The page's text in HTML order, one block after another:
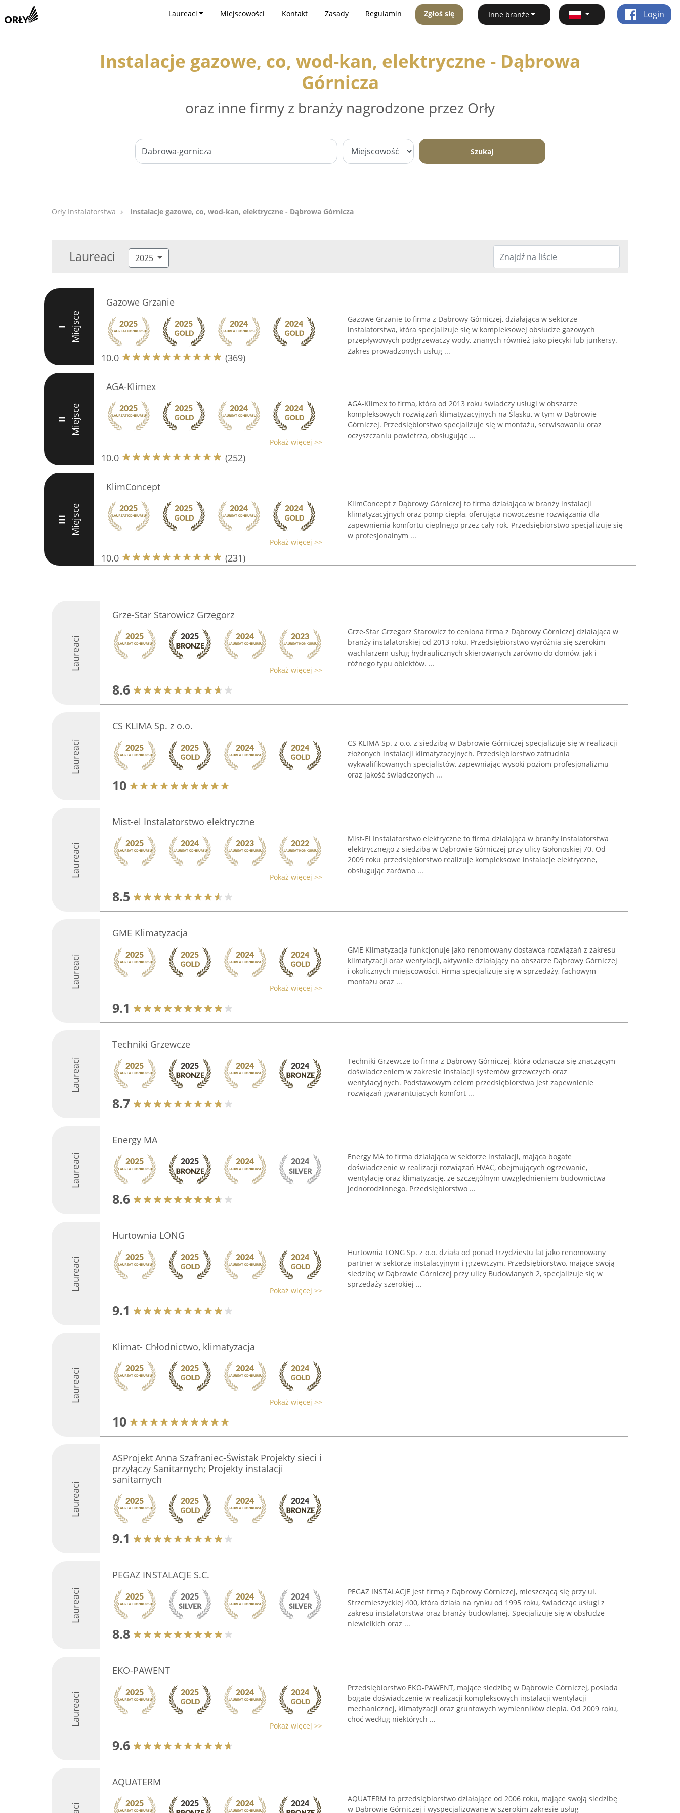
Laureaci Miejscowości Kontakt Zasady Regulamin Zgłoś się Inne branże Login
Instalacje gazowe, co, wod-kan, elektryczne - Dąbrowa
Górnicza
oraz inne firmy z branży nagrodzone przez Orły
Szukaj
Orły Instalatorstwa Instalacje gazowe, co, wod-kan, elektryczne - Dąbrowa Górnicza
Laureaci 2025
I Miejsce
Gazowe Grzanie
10.0 (369)
Gazowe Grzanie to firma z Dąbrowy Górniczej, działająca w sektorze
instalatorstwa, która specjalizuje się w kompleksowej obsłudze gazowych
przepływowych podgrzewaczy wody, znanych również jako piecyki lub junkersy.
Zakres prowadzonych usług ...
II Miejsce
AGA-Klimex
Pokaż więcej >>
10.0 (252)
AGA-Klimex to firma, która od 2013 roku świadczy usługi w obszarze
kompleksowych rozwiązań klimatyzacyjnych na Śląsku, w tym w Dąbrowie
Górniczej. Przedsiębiorstwo specjalizuje się w montażu, serwisowaniu oraz
oczyszczaniu powietrza, obsługując ...
III Miejsce
KlimConcept
Pokaż więcej >>
10.0 (231)
KlimConcept z Dąbrowy Górniczej to firma działająca w branży instalacji
klimatyzacyjnych oraz pomp ciepła, oferująca nowoczesne rozwiązania dla
zapewnienia komfortu cieplnego przez cały rok. Przedsiębiorstwo specjalizuje się
w profesjonalnym ...
Laureaci
Grze-Star Starowicz Grzegorz
Pokaż więcej >>
8.6
Grze-Star Grzegorz Starowicz to ceniona firma z Dąbrowy Górniczej działająca w
branży instalatorskiej od 2013 roku. Przedsiębiorstwo wyróżnia się szerokim
wachlarzem usług hydraulicznych skierowanych zarówno do domów, jak i
różnego typu obiektów. ...
Laureaci
CS KLIMA Sp. z o.o.
10
CS KLIMA Sp. z o.o. z siedzibą w Dąbrowie Górniczej specjalizuje się w realizacji
złożonych instalacji klimatyzacyjnych. Przedsiębiorstwo zatrudnia
wykwalifikowanych specjalistów, zapewniając wysoki poziom profesjonalizmu
oraz jakość świadczonych ...
Laureaci
Mist-el Instalatorstwo elektryczne
Pokaż więcej >>
8.5
Mist-El Instalatorstwo elektryczne to firma działająca w branży instalatorstwa
elektrycznego z siedzibą w Dąbrowie Górniczej przy ulicy Gołonoskiej 70. Od
2009 roku przedsiębiorstwo realizuje kompleksowe instalacje elektryczne,
obsługując zarówno ...
Laureaci
GME Klimatyzacja
Pokaż więcej >>
9.1
GME Klimatyzacja funkcjonuje jako renomowany dostawca rozwiązań z zakresu
klimatyzacji oraz wentylacji, aktywnie działający na obszarze Dąbrowy Górniczej
i okolicznych miejscowości. Firma specjalizuje się w sprzedaży, fachowym
montażu oraz ...
Laureaci
Techniki Grzewcze
8.7
Techniki Grzewcze to firma z Dąbrowy Górniczej, która odznacza się znaczącym
doświadczeniem w zakresie instalacji systemów grzewczych oraz
wentylacyjnych. Podstawowym celem przedsiębiorstwa jest zapewnienie
rozwiązań gwarantujących komfort ...
Laureaci
Energy MA
8.6
Energy MA to firma działająca w sektorze instalacji, mająca bogate
doświadczenie w realizacji rozwiązań HVAC, obejmujących ogrzewanie,
wentylację oraz klimatyzację, ze szczególnym uwzględnieniem budownictwa
jednorodzinnego. Przedsiębiorstwo ...
Laureaci
Hurtownia LONG
Pokaż więcej >>
9.1
Hurtownia LONG Sp. z o.o. działa od ponad trzydziestu lat jako renomowany
partner w sektorze instalacyjnym i grzewczym. Przedsiębiorstwo, mające swoją
siedzibę w Dąbrowie Górniczej przy ulicy Budowlanych 2, specjalizuje się w
sprzedaży szerokiej ...
Laureaci
Klimat- Chłodnictwo, klimatyzacja
Pokaż więcej >>
10
Laureaci
ASProjekt Anna Szafraniec-Świstak Projekty sieci i
przyłączy Sanitarnych; Projekty instalacji
sanitarnych
9.1
Laureaci
PEGAZ INSTALACJE S.C.
8.8
PEGAZ INSTALACJE jest firmą z Dąbrowy Górniczej, mieszczącą się przy ul.
Strzemieszyckiej 400, która działa na rynku od 1995 roku, świadcząc usługi z
zakresu instalatorstwa oraz branży budowlanej. Specjalizuje się w obsłudze
niewielkich oraz ...
Laureaci
EKO-PAWENT
Pokaż więcej >>
9.6
Przedsiębiorstwo EKO-PAWENT, mające siedzibę w Dąbrowie Górniczej, posiada
bogate doświadczenie w realizacji kompleksowych instalacji wentylacji
mechanicznej, klimatyzacji oraz gruntowych wymienników ciepła. Od 2009 roku,
choć według niektórych ...
AQUATERM
AQUATERM to przedsiębiorstwo działające od 2006 roku, mające swoją siedzibę
w Dąbrowie Górniczej i wyspecjalizowane w szerokim zakresie usług